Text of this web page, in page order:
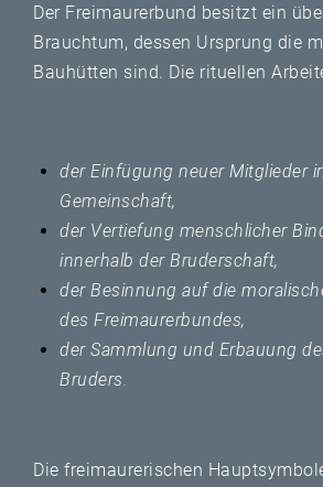
Der Freimaurerbund besitzt ein
Brauchtum, dessen Ursprung die
Bauhütten sind. Die rituellen
der Einfügung neuer Mitglieder
Gemeinschaft,
der Vertiefung menschlicher
innerhalb der Bruderschaft,
der Besinnung auf die
des Freimaurerbundes,
der Sammlung und Erbauung
Bruders.
Die freimaurerischen